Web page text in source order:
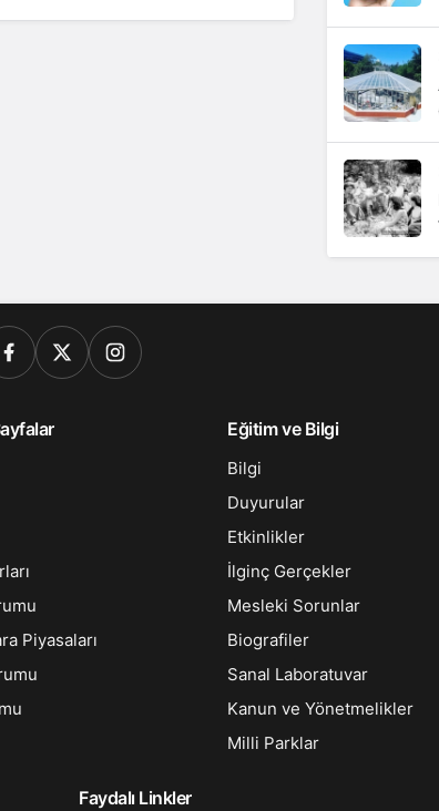
Piyasaları
Eğitim ve Bilgi
Bilgi
Duyurular
Etkinlikler
İlginç Gerçekler
Mesleki Sorunlar
Biografiler
Sanal Laboratuvar
Kanun ve Yönetmelikler
Milli Parklar
Faydalı Linkler